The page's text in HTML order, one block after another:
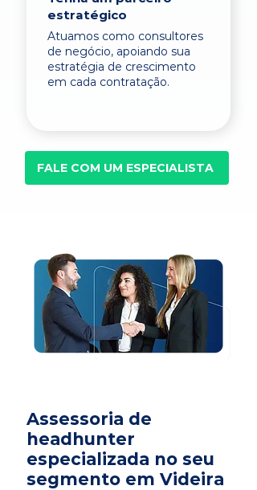
estratégico
Atuamos como consultores
de negócio, apoiando sua
estratégia de crescimento
em cada contratação.
FALE COM UM ESPECIALISTA
Assessoria de
headhunter
especializada no seu
segmento em Videira